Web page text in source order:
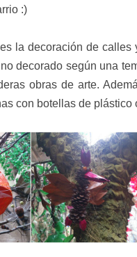
:)
la decoración de
decorado según una
obras de arte.
con botellas de plástico